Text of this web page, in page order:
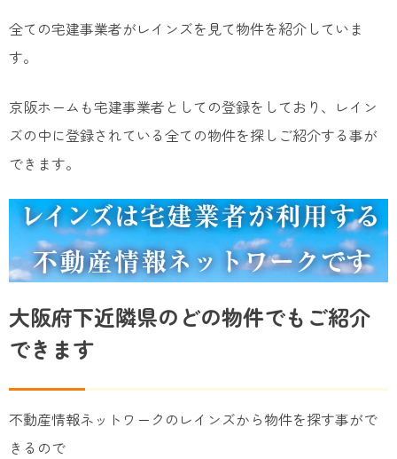
全ての宅建事業者がレインズを見て物件を紹介していま
す。
京阪ホームも宅建事業者としての登録をしており、レイン
ズの中に登録されている全ての物件を探しご紹介する事が
できます。
大阪府下近隣県のどの物件でもご紹介
できます
不動産情報ネットワークのレインズから物件を探す事がで
きるので